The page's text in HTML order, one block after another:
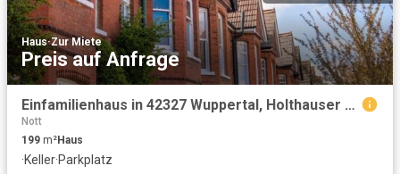
Haus·Zur Miete
Preis auf Anfrage
Einfamilienhaus in 42327 Wuppertal, Holthauser Heide
Nott
199 m²Haus
·Keller·Parkplatz